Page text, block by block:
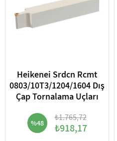
Heikenei Srdcn Rcmt
0803/10T3/1204/1604 Dış
Çap Tornalama Uçları
%48 ₺1.765,72
₺918,17